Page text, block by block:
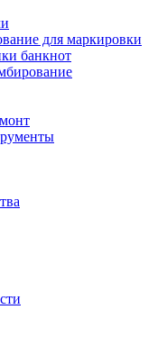
для маркировки
банкнот